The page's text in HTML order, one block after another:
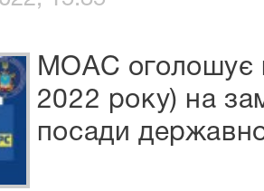
МОАС оголошує
2022 року) на
посади